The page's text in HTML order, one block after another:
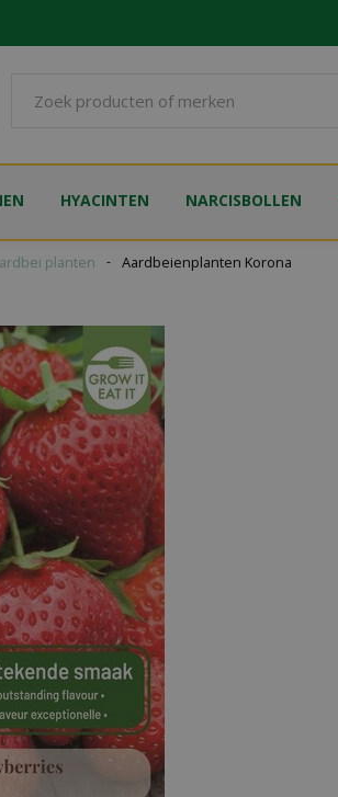
planten Aardbeienplanten Korona
HYACINTEN NARCISBOLLEN